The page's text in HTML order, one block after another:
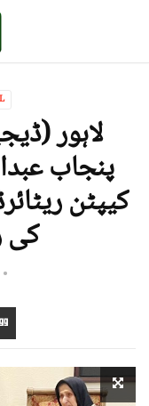
لاہور
پنجاب
کیپٹن
کی